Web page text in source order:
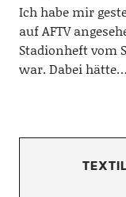
Ich habe mir
auf AFTV
Stadionheft vom
war. Dabei hätte…